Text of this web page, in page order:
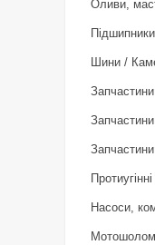
Оливи,
Підшипники
Шини /
Насоси,